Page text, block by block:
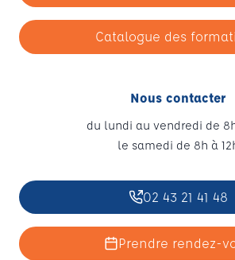
Catalogue des
Nous contacter
du lundi au vendredi de
le samedi de 8h à
02 43 21 41 48
Prendre rendez-